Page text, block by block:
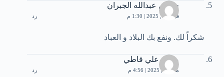
حسين عبدالله الجبران
فبراير 4, 2025 | 1:30 م رد
شكراً لك. ونفع بك البلاد و العباد
محمد علي قاطي
مايو 10, 2025 | 4:56 م رد